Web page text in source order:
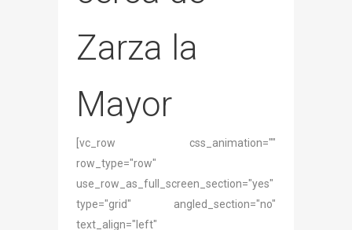
Zarza la
Mayor
[vc_row css_animation=""
row_type="row"
use_row_as_full_screen_section="yes"
type="grid" angled_section="no"
text_align="left"